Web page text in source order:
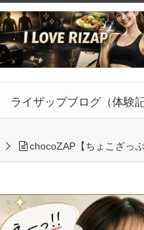
ライザップブログ（体験記
chocoZAP【ちょこざっ